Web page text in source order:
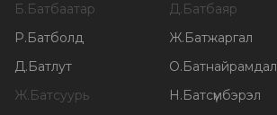
Б.Батбаатар Д.Батбаяр
Р.Батболд Ж.Батжаргал
Д.Батлут О.Батнайрамдал
Ж.Батсуурь Н.Батсүмбэрэл